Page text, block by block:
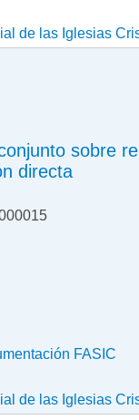
de las Iglesias
sobre
directa
FASIC
de las Iglesias